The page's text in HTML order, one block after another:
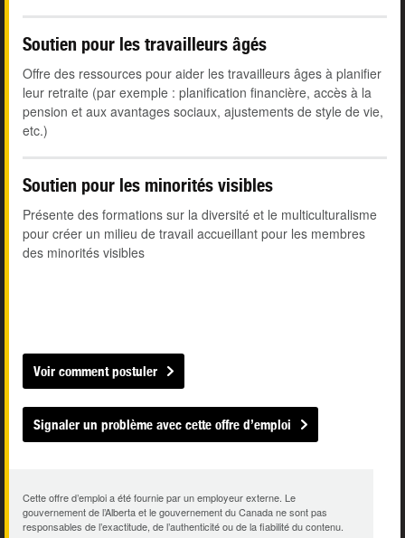
Soutien pour les travailleurs âgés
Offre des ressources pour aider les travailleurs âges à planifier
leur retraite (par exemple : planification financière, accès à la
pension et aux avantages sociaux, ajustements de style de vie,
etc.)
Soutien pour les minorités visibles
Présente des formations sur la diversité et le multiculturalisme
pour créer un milieu de travail accueillant pour les membres
des minorités visibles
Voir comment postuler
Signaler un problème avec cette offre d’emploi
Cette offre d’emploi a été fournie par un employeur externe. Le
gouvernement de l’Alberta et le gouvernement du Canada ne sont pas
responsables de l’exactitude, de l’authenticité ou de la fiabilité du contenu.